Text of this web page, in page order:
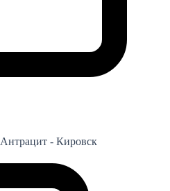
Антрацит - Кировск